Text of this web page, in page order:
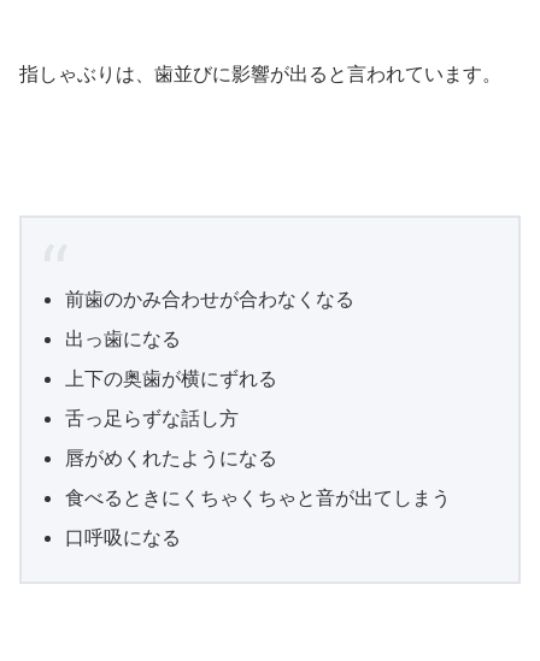
指しゃぶりは、歯並びに影響が出ると言われています。
前歯のかみ合わせが合わなくなる
出っ歯になる
上下の奥歯が横にずれる
舌っ足らずな話し方
唇がめくれたようになる
食べるときにくちゃくちゃと音が出てしまう
口呼吸になる